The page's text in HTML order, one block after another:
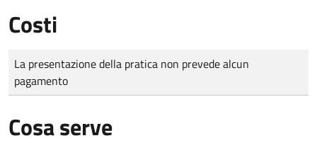
Costi
Tipo di pagamento
Importo
La presentazione della pratica non prevede alcun
pagamento
Cosa serve